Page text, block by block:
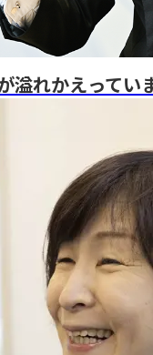
溢れかえってい